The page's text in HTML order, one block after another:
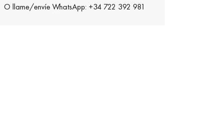
O llame/envíe WhatsApp: +34 722 392 981